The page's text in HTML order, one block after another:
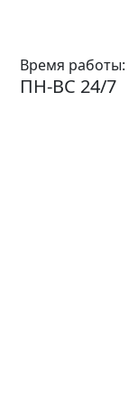
Время работы:
ПН-ВС 24/7